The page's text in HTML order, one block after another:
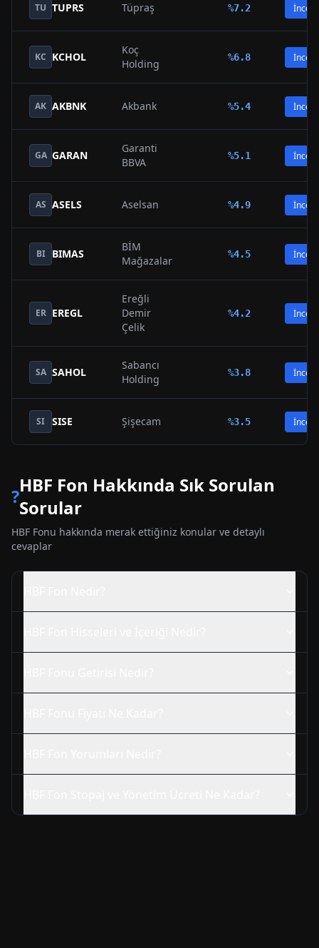
TU TUPRS Tüpraş %7.2 İncele
KC KCHOL
Koç
Holding
%6.8 İncele
AK AKBNK Akbank %5.4 İncele
GA GARAN
Garanti
BBVA
%5.1 İncele
AS ASELS Aselsan %4.9 İncele
BI BIMAS
BİM
Mağazalar
%4.5 İncele
ER EREGL
Ereğli
Demir
Çelik
%4.2 İncele
SA SAHOL
Sabancı
Holding
%3.8 İncele
SI SISE Şişecam %3.5 İncele
?HBF Fon Hakkında Sık Sorulan
Sorular
HBF Fonu hakkında merak ettiğiniz konular ve detaylı
cevaplar